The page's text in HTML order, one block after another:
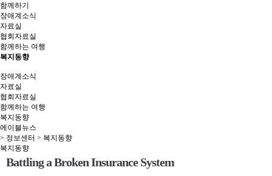
함께하기
장애계소식
자료실
협회자료실
함께하는 여행
복지동향
장애계소식
자료실
협회자료실
함께하는 여행
복지동향
에이블뉴스
> 정보센터 > 복지동향
복지동향
Battling a Broken Insurance System